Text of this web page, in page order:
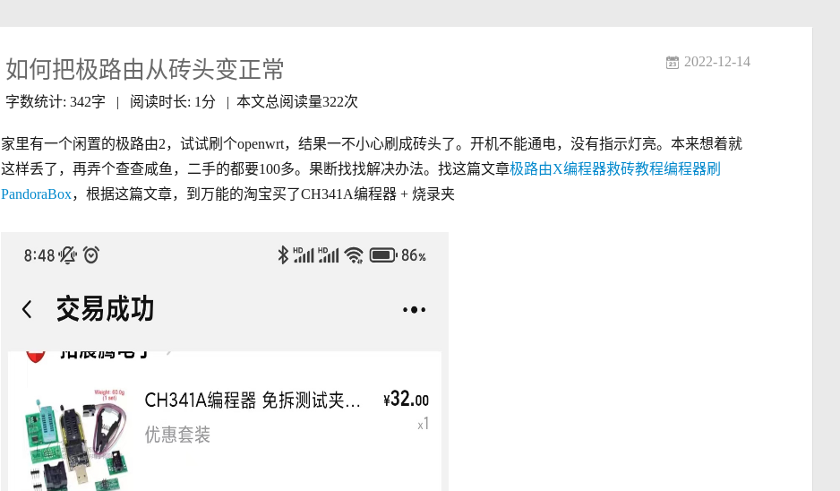
如何把极路由从砖头变正常 2022-12-14
字数统计: 342字 | 阅读时长: 1分 | 本文总阅读量322次
家里有一个闲置的极路由2，试试刷个openwrt，结果一不小心刷成砖头了。开机不能通电，没有指示灯亮。本来想着就
这样丢了，再弄个查查咸鱼，二手的都要100多。果断找找解决办法。找这篇文章极路由X编程器救砖教程编程器刷
PandoraBox，根据这篇文章，到万能的淘宝买了CH341A编程器 + 烧录夹